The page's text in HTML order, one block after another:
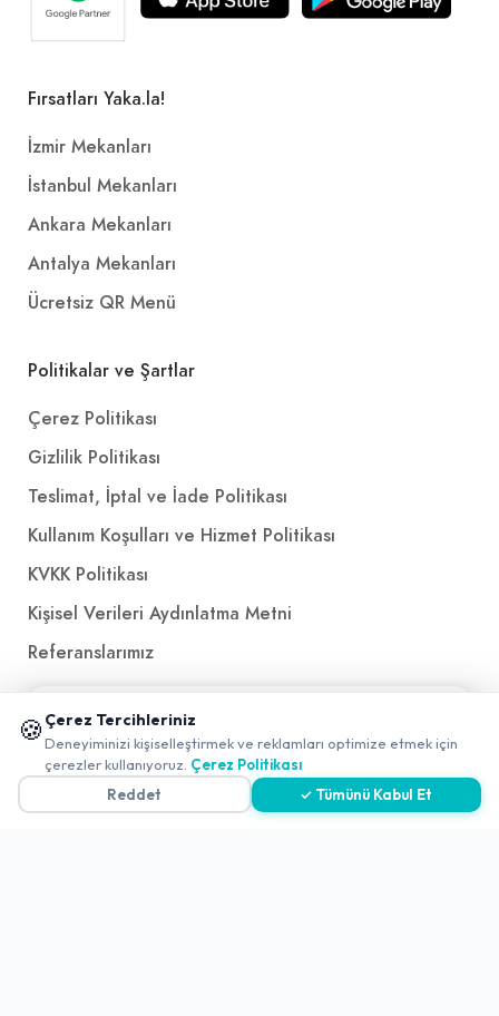
Fırsatları Yaka.la!
İzmir Mekanları
İstanbul Mekanları
Ankara Mekanları
Antalya Mekanları
Ücretsiz QR Menü
Politikalar ve Şartlar
Çerez Politikası
Gizlilik Politikası
Teslimat, İptal ve İade Politikası
Kullanım Koşulları ve Hizmet Politikası
KVKK Politikası
Kişisel Verileri Aydınlatma Metni
Referanslarımız
İletişim
E-Postailetisim@yakalamac.com.tr
Dokuz Eylül Üniversitesi Teknoparkı Adatepe Mah.
🍪 Çerez Tercihleriniz
Deneyiminizi kişiselleştirmek ve reklamları optimize etmek için
çerezler kullanıyoruz. Çerez Politikası
Reddet
✓ Tümünü Kabul Et
📱 Mobil uygulamamızı keşfedin!
✖